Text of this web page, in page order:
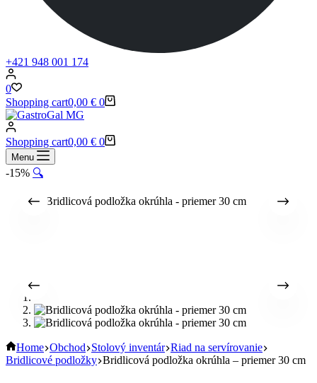
+421 948 001 174
0
Shopping cart0,00 € 0
Shopping cart0,00 € 0
Menu
-15% 🔍
Home Obchod Stolový inventár Riad na servírovanie
Bridlicové podložky Bridlicová podložka okrúhla – priemer 30 cm